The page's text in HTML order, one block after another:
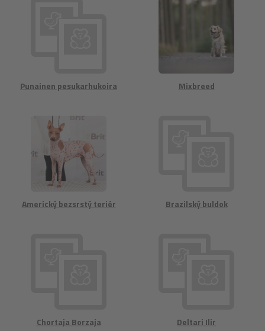
Punainen pesukarhukoira Mixbreed
Americký bezsrstý teriér Brazilský buldok
Chortaja Borzaja Deltari Ilir